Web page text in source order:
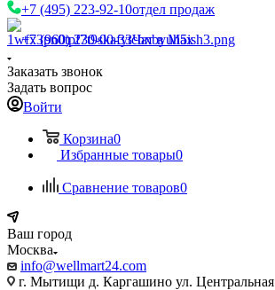
+7 (495) 223-92-10отдел продаж
+7 (960) 230-00-33Чат в Max
Заказать звонок
Задать вопрос
Войти
Корзина0
Избранные товары0
Сравнение товаров0
Ваш город
Москва
info@wellmart24.com
г. Мытищи д. Каргашино ул. Центральная